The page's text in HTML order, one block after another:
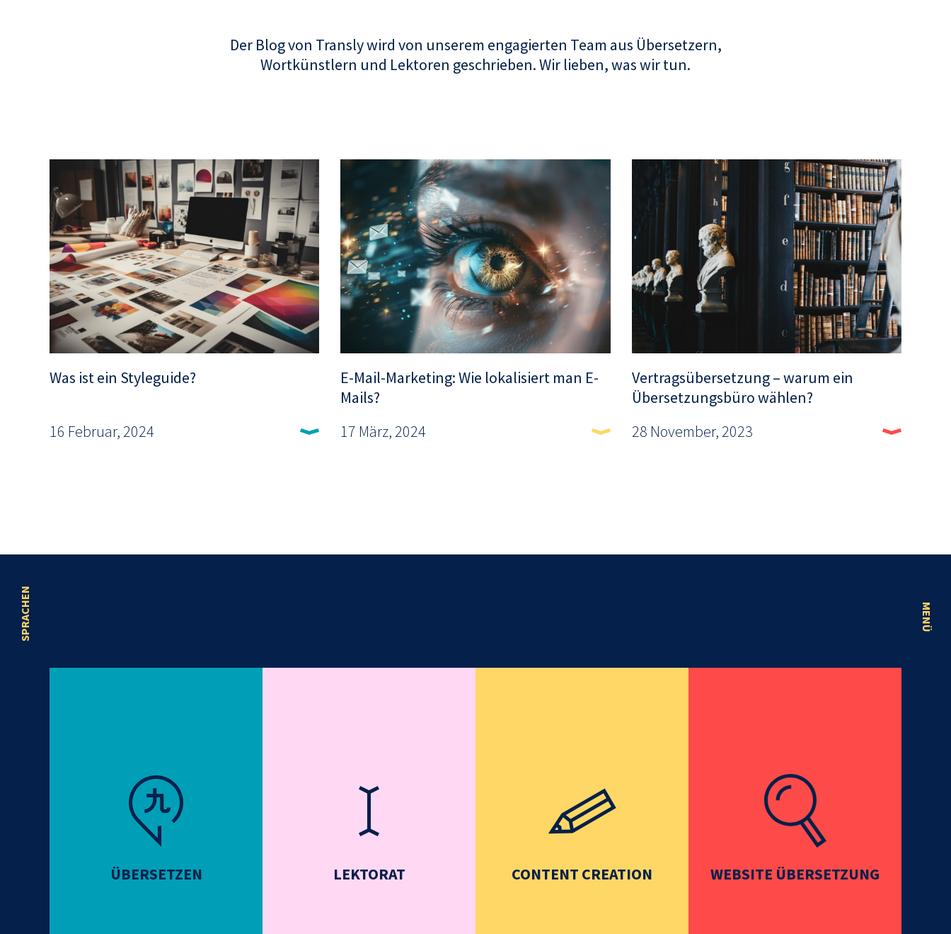
Der Blog von Transly wird von unserem engagierten Team aus Übersetzern,
Wortkünstlern und Lektoren geschrieben. Wir lieben, was wir tun.
Was ist ein Styleguide?
16 Februar, 2024
E-Mail-Marketing: Wie lokalisiert man E-
Mails?
17 März, 2024
Vertragsübersetzung – warum ein
Übersetzungsbüro wählen?
28 November, 2023
ÜBERSETZEN LEKTORAT CONTENT CREATION WEBSITE ÜBERSETZUNG
SPRACHEN MENÜ